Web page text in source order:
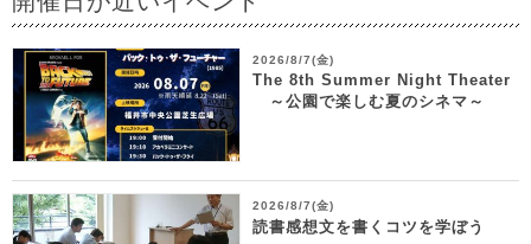
2026/8/7(金)
The 8th Summer Night Theater
～公園で楽しむ夏のシネマ～
2026/8/7(金)
読書感想文を書くコツを学ぼう